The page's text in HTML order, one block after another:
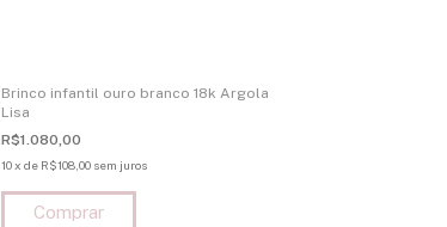
Brinco infantil ouro branco 18k Argola
Lisa
R$1.080,00
10x de R$108,00 sem juros